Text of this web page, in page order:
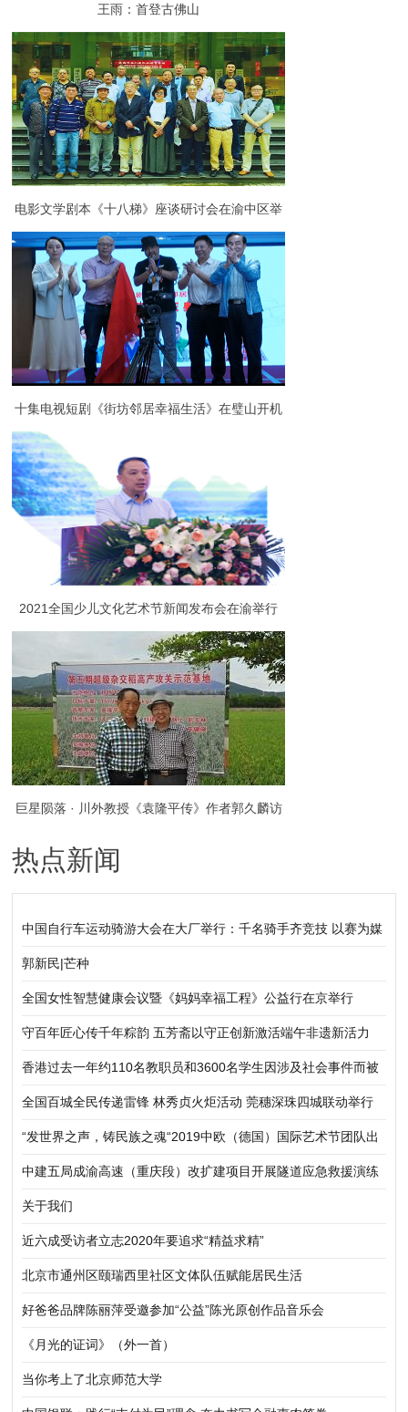
王雨：首登古佛山
电影文学剧本《十八梯》座谈研讨会在渝中区举
行
十集电视短剧《街坊邻居幸福生活》在璧山开机
2021全国少儿文化艺术节新闻发布会在渝举行
巨星陨落 · 川外教授《袁隆平传》作者郭久麟访
热点新闻
中国自行车运动骑游大会在大厂举行：千名骑手齐竞技 以赛为媒
促协同
郭新民|芒种
全国女性智慧健康会议暨《妈妈幸福工程》公益行在京举行
守百年匠心传千年粽韵 五芳斋以守正创新激活端午非遗新活力
香港过去一年约110名教职员和3600名学生因涉及社会事件而被
捕
全国百城全民传递雷锋 林秀贞火炬活动 莞穗深珠四城联动举行
“发世界之声，铸民族之魂“2019中欧（德国）国际艺术节团队出
访欧洲系列
中建五局成渝高速（重庆段）改扩建项目开展隧道应急救援演练
关于我们
近六成受访者立志2020年要追求“精益求精”
北京市通州区颐瑞西里社区文体队伍赋能居民生活
好爸爸品牌陈丽萍受邀参加“公益”陈光原创作品音乐会
《月光的证词》（外一首）
当你考上了北京师范大学